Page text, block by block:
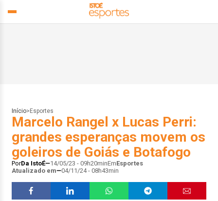
Início> Esportes
Marcelo Rangel x Lucas Perri:
grandes esperanças movem os
goleiros de Goiás e Botafogo
PorDa IstoÉ 14/05/23 - 09h20minEmEsportes
Atualizado em
04/11/24 - 08h43min